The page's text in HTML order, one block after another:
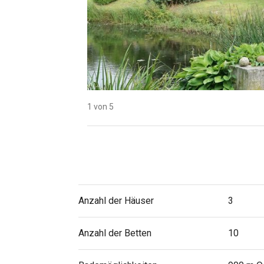
1 von 5
2 von 5
3 von 5
4 von 5
5 von 5
Anzahl der Häuser 3
Anzahl der Betten 10